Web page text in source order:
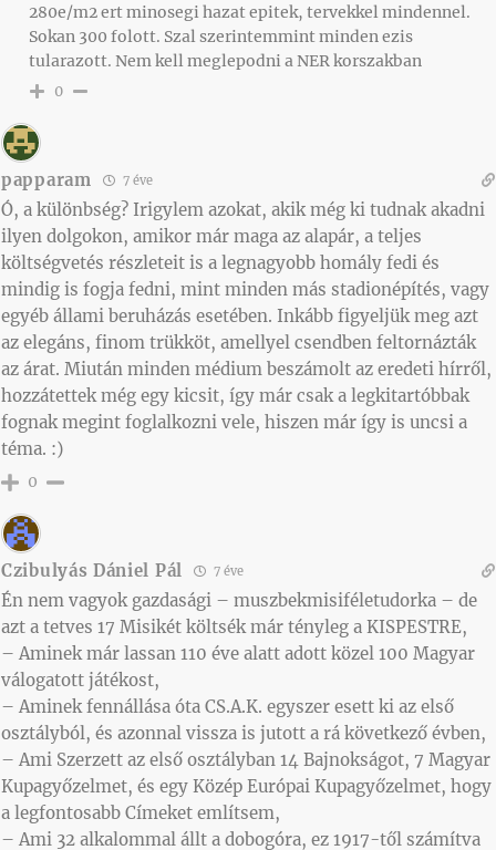
280e/m2 ert minosegi hazat epitek, tervekkel mindennel.
Sokan 300 folott. Szal szerintemmint minden ezis
tularazott. Nem kell meglepodni a NER korszakban
0
papparam 7 éve
Ó, a különbség? Irigylem azokat, akik még ki tudnak akadni
ilyen dolgokon, amikor már maga az alapár, a teljes
költségvetés részleteit is a legnagyobb homály fedi és
mindig is fogja fedni, mint minden más stadionépítés, vagy
egyéb állami beruházás esetében. Inkább figyeljük meg azt
az elegáns, finom trükköt, amellyel csendben feltornázták
az árat. Miután minden médium beszámolt az eredeti hírről,
hozzátettek még egy kicsit, így már csak a legkitartóbbak
fognak megint foglalkozni vele, hiszen már így is uncsi a
téma. :)
0
Czibulyás Dániel Pál 7 éve
Én nem vagyok gazdasági – muszbekmisiféletudorka – de
azt a tetves 17 Misikét költsék már tényleg a KISPESTRE,
– Aminek már lassan 110 éve alatt adott közel 100 Magyar
válogatott játékost,
– Aminek fennállása óta CS.A.K. egyszer esett ki az első
osztályból, és azonnal vissza is jutott a rá következő évben,
– Ami Szerzett az első osztályban 14 Bajnokságot, 7 Magyar
Kupagyőzelmet, és egy Közép Európai Kupagyőzelmet, hogy
a legfontosabb Címeket említsem,
– Ami 32 alkalommal állt a dobogóra, ez 1917-től számítva